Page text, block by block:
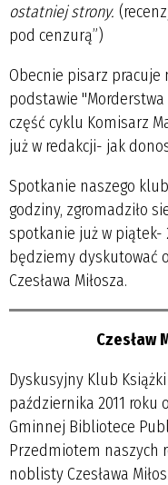
ostatniej strony.
pod cenzurą”)
Obecnie pisarz
podstawie
część cyklu Komisarz
już w redakcji- jak
Spotkanie naszego
godziny, zgromadziło
spotkanie już w piątek-
będziemy dyskutować
Czesława Miłosza.
Czesław
Dyskusyjny Klub
października 2011 roku
Gminnej Bibliotece
Przedmiotem naszych
noblisty Czesława